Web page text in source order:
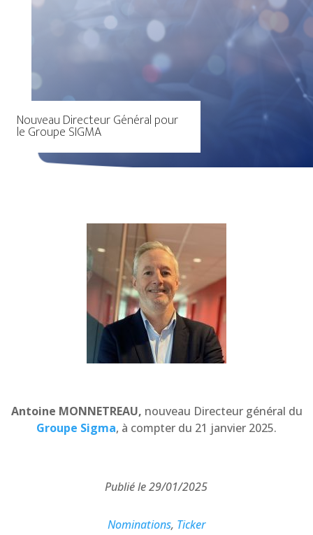
Nouveau Directeur Général pour
le Groupe SIGMA
Antoine MONNETREAU, nouveau Directeur général du
Groupe Sigma, à compter du 21 janvier 2025.
Publié le 29/01/2025
Nominations, Ticker